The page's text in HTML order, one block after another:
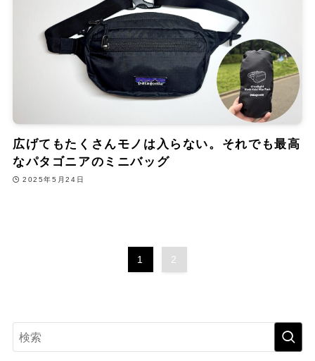
広げてもたくさんモノは入らない。それでも最高
なパタゴニアのミニバッグ
2025年5月24日
1 2